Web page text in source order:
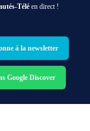
Télé en direct !
à la newsletter
Google Discover